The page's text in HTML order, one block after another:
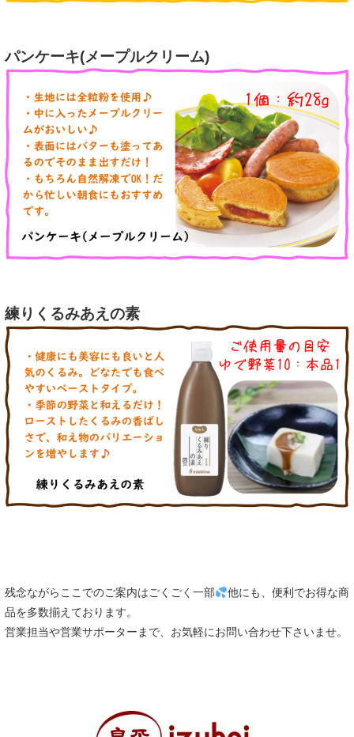
パンケーキ(メープルクリーム)
練りくるみあえの素
残念ながらここでのご案内はごくごく一部
他にも、便利でお得な商
品を多数揃えております。
営業担当や営業サポーターまで、お気軽にお問い合わせ下さいませ。